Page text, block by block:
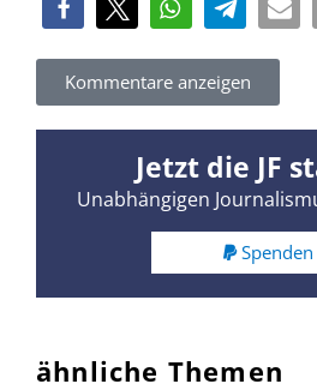
Kommentare anzeigen
Jetzt die JF
Unabhängigen
Spenden
ähnliche Themen